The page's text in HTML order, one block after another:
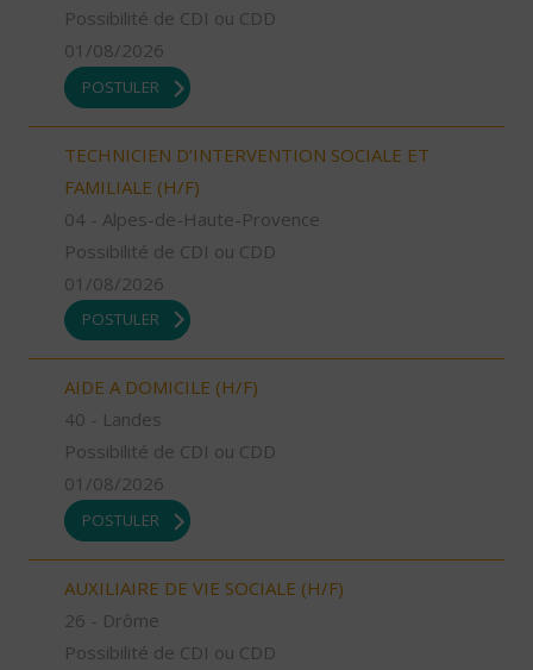
Possibilité de CDI ou CDD
01/08/2026
POSTULER
TECHNICIEN D’INTERVENTION SOCIALE ET
FAMILIALE (H/F)
04 - Alpes-de-Haute-Provence
Possibilité de CDI ou CDD
01/08/2026
POSTULER
AIDE A DOMICILE (H/F)
40 - Landes
Possibilité de CDI ou CDD
01/08/2026
POSTULER
AUXILIAIRE DE VIE SOCIALE (H/F)
26 - Drôme
Possibilité de CDI ou CDD